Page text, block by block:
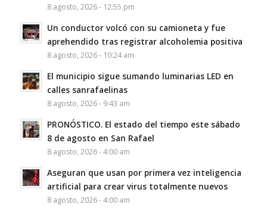
8 agosto, 2026 - 12:55 pm
Un conductor volcó con su camioneta y fue
aprehendido tras registrar alcoholemia positiva
8 agosto, 2026 - 10:24 am
El municipio sigue sumando luminarias LED en
calles sanrafaelinas
8 agosto, 2026 - 9:43 am
PRONÓSTICO. El estado del tiempo este sábado
8 de agosto en San Rafael
8 agosto, 2026 - 4:00 am
Aseguran que usan por primera vez inteligencia
artificial para crear virus totalmente nuevos
8 agosto, 2026 - 4:00 am